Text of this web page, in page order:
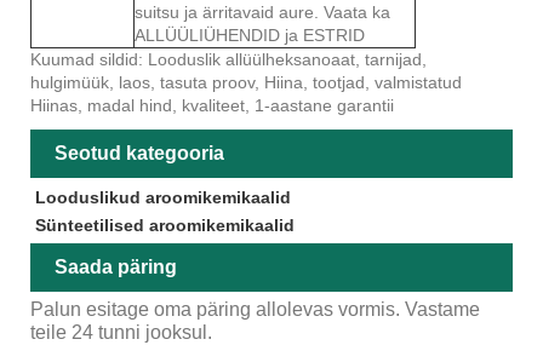
suitsu ja ärritavaid aure. Vaata ka
ALLÜÜLIÜHENDID ja ESTRID
Kuumad sildid: Looduslik allüülheksanoaat, tarnijad,
hulgimüük, laos, tasuta proov, Hiina, tootjad, valmistatud
Hiinas, madal hind, kvaliteet, 1-aastane garantii
Seotud kategooria
Looduslikud aroomikemikaalid
Sünteetilised aroomikemikaalid
Saada päring
Palun esitage oma päring allolevas vormis. Vastame
teile 24 tunni jooksul.